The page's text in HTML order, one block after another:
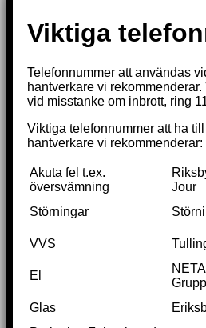
Viktiga
Telefonnummer att användas
hantverkare vi
vid misstanke om inbrott, ring
Viktiga telefonnummer att ha till
hantverkare vi rekommenderar:
Akuta fel t.ex.
översvämning
Jour
Störningar
VVS
El
Glas